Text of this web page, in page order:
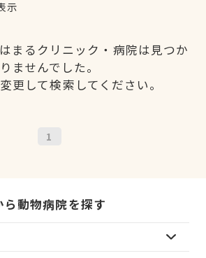
示
まるクリニック・病院は見つか
りませんでした。
更して検索してください。
1
ら動物病院を探す